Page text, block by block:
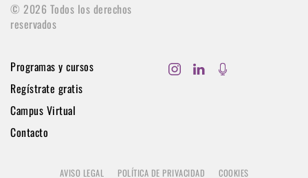
© 2026 Todos los derechos
reservados
Programas y cursos
Regístrate gratis
Campus Virtual
Contacto
AVISO LEGAL POLÍTICA DE PRIVACIDAD COOKIES